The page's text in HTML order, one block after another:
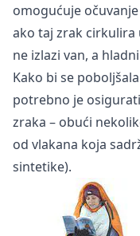
omogućuje
ako taj zrak
ne izlazi van, a
Kako bi se
potrebno je
zraka – obući
od vlakana koja
sintetike).